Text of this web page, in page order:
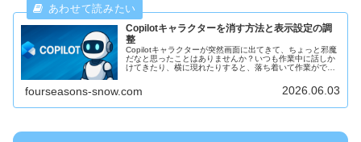
Copilotキャラクターを消す方法と表示設定の調
整
Copilotキャラクターが突然画面に出てきて、ちょっと邪魔
だなと思ったことはありませんか？いつも作業中に話しか
けてきたり、横に現れたりすると、落ち着いて作業ができ
fourseasons-snow.com 2026.06.03